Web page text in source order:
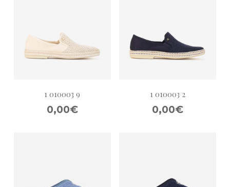
1 010003 9
0,00€
1 010003 2
0,00€